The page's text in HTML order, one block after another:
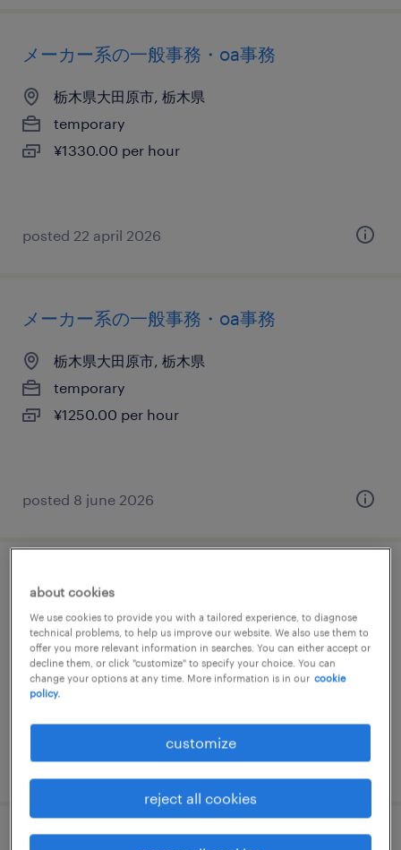
メーカー系の一般事務・oa事務
栃木県大田原市, 栃木県
temporary
¥1330.00 per hour
posted 22 april 2026
メーカー系の一般事務・oa事務
栃木県大田原市, 栃木県
temporary
¥1250.00 per hour
posted 8 june 2026
一般事務・oa事務
栃木県大田原市, 栃木県
temporary
¥1250.00 per hour
posted 23 january 2026
about cookies
We use cookies to provide you with a tailored experience, to diagnose
technical problems, to help us improve our website. We also use them to
offer you more relevant information in searches. You can either accept or
decline them, or click "customize" to specify your choice. You can
change your options at any time. More information is in our cookie
policy.
customize
reject all cookies